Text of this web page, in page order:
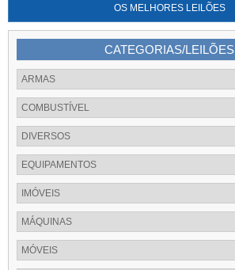
OS MELHORES LEILÕES
CATEGORIAS/LEILÕES
ARMAS
COMBUSTÍVEL
DIVERSOS
EQUIPAMENTOS
IMÓVEIS
MÁQUINAS
MÓVEIS